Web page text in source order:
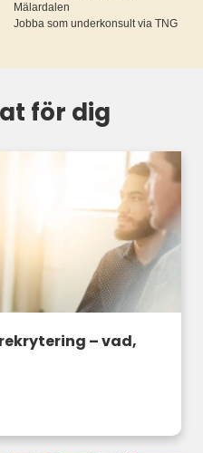
Mälardalen
Jobba som underkonsult via TNG
för dig
– vad,